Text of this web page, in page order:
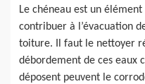
Le chéneau est un
contribuer à l’évacuation
toiture. Il faut le nettoyer
débordement de ces eaux
déposent peuvent le